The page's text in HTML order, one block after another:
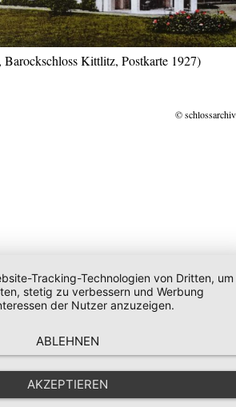
Kittlitz, Postkarte 1927)
©
Tracking-Technologien von Dritten, um
stetig zu verbessern und Werbung
der Nutzer anzuzeigen.
ABLEHNEN
AKZEPTIEREN